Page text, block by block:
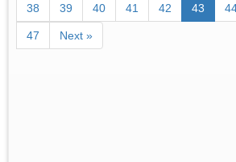
38 39 40 41 42 43
47 Next »